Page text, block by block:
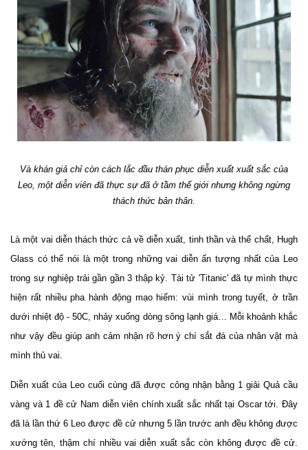
Và khán giả chỉ còn cách lắc đầu thán phục diễn xuất xuất sắc của
Leo, một diễn viên đã thực sự đã ở tầm thế giới nhưng không ngừng
thách thức bản thân.
Là một vai diễn thách thức cả về diễn xuất, tinh thần và thể chất, Hugh
Glass có thể nói là một trong những vai diễn ấn tượng nhất của Leo
trong sự nghiệp trải gần gần 3 thập kỷ. Tài tử 'Titanic' đã tự mình thực
hiện rất nhiều pha hành động mạo hiểm: vùi mình trong tuyết, ở trần
dưới nhiệt độ - 50C, nhảy xuống dòng sông lạnh giá… Mỗi khoảnh khắc
như vậy đều giúp anh cảm nhận rõ hơn ý chí sắt đá của nhân vật mà
mình thủ vai.
Diễn xuất của Leo cuối cùng đã được công nhận bằng 1 giải Quả cầu
vàng và 1 đề cử Nam diễn viên chính xuất sắc nhất tại Oscar tới. Đây
đã là lần thứ 6 Leo được đề cử nhưng 5 lần trước anh đều không được
xướng tên, thậm chí nhiều vai diễn xuất sắc còn không được đề cử.